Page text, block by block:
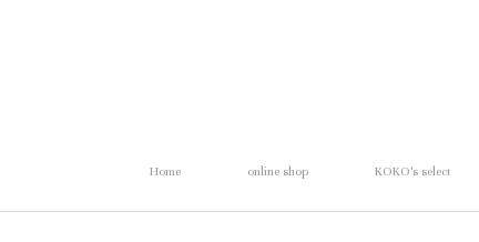
Home online shop KOKO's select